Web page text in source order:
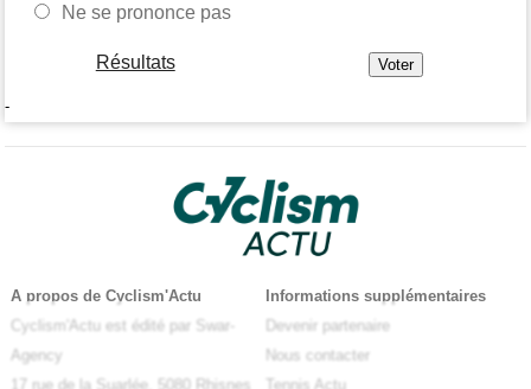
Ne se prononce pas
Résultats
-
A propos de Cyclism'Actu
Cyclism'Actu est édité par Swar-
Agency
17 rue de la Suarlée, 5080 Rhisnes
Informations supplémentaires
Devenir partenaire
Nous contacter
Tennis Actu